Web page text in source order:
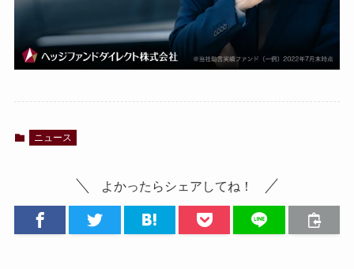
ニュース
よかったらシェアしてね！